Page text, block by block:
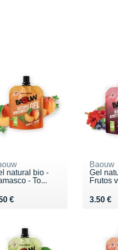
natural bio -
- To...
€3.50 €
Baouw
Gel
Frutos
3.50 €
Vendu